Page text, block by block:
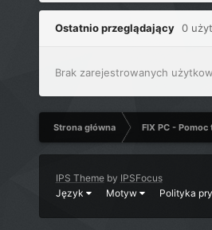
Ostatnio przeglądający 0
Brak zarejestrowanych
Strona główna FIX PC -
IPS Themeby IPSFocus
Język
Motyw Polityka